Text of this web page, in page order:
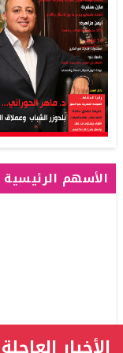
الأسهم الرئيسية